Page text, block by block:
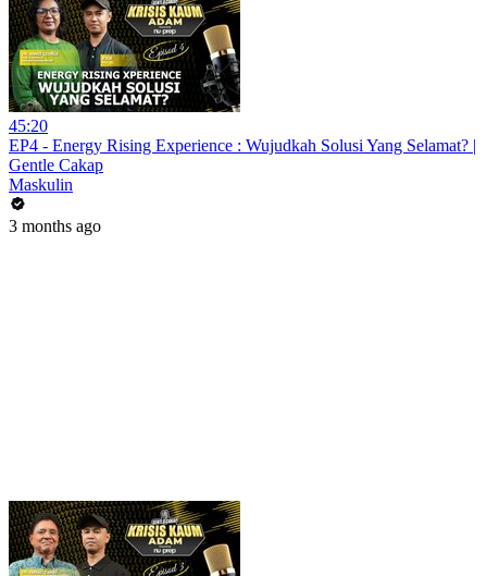
45:20
EP4 - Energy Rising Experience : Wujudkah Solusi Yang Selamat? |
Gentle Cakap
Maskulin
3 months ago